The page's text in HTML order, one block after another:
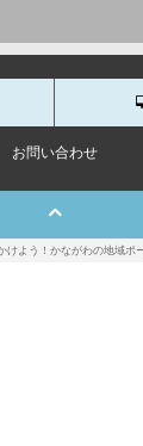
お問い合わせ
よう！かながわの地域ポ